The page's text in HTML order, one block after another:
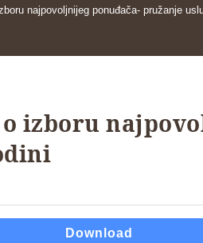
najpovoljnijeg ponuđača- pružanje
izboru
Download